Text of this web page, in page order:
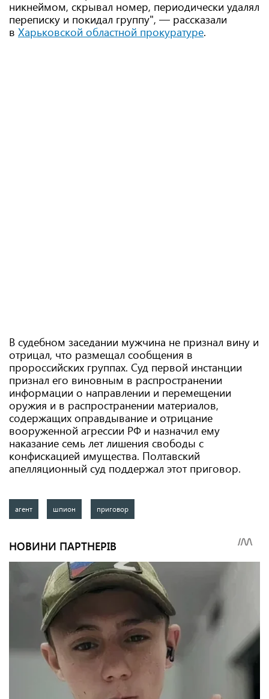
никнеймом, скрывал номер, периодически удалял
переписку и покидал группу", — рассказали
в Харьковской областной прокуратуре.
В судебном заседании мужчина не признал вину и
отрицал, что размещал сообщения в
пророссийских группах. Суд первой инстанции
признал его виновным в распространении
информации о направлении и перемещении
оружия и в распространении материалов,
содержащих оправдывание и отрицание
вооруженной агрессии РФ и назначил ему
наказание семь лет лишения свободы с
конфискацией имущества. Полтавский
апелляционный суд поддержал этот приговор.
агент шпион приговор